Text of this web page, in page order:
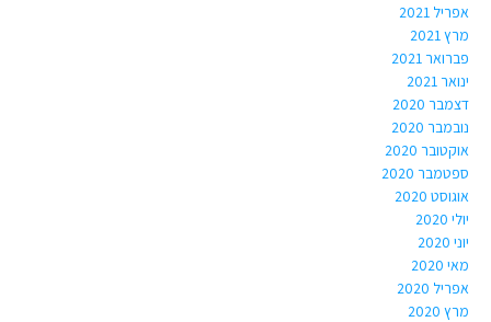
אפריל 2021
מרץ 2021
פברואר 2021
ינואר 2021
דצמבר 2020
נובמבר 2020
אוקטובר 2020
ספטמבר 2020
אוגוסט 2020
יולי 2020
יוני 2020
מאי 2020
אפריל 2020
מרץ 2020